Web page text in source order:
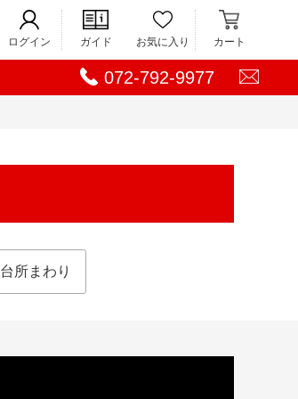
ログイン ガイド お気に入り カート
072-792-9977
台所まわり